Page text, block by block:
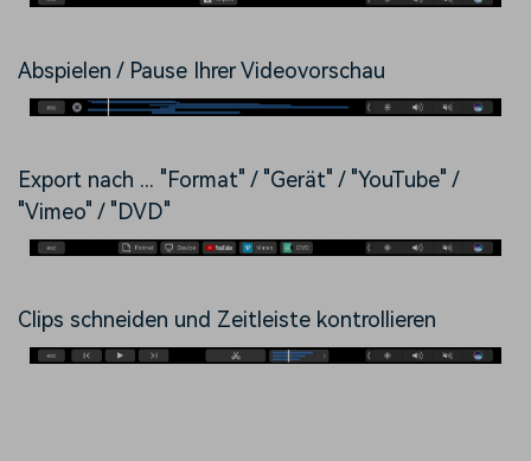
Abspielen / Pause Ihrer Videovorschau
Export nach ... "Format" / "Gerät" / "YouTube" /
"Vimeo" / "DVD"
Clips schneiden und Zeitleiste kontrollieren